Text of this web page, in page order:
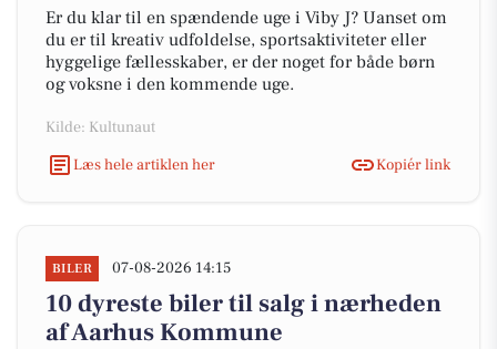
Er du klar til en spændende uge i Viby J? Uanset om
du er til kreativ udfoldelse, sportsaktiviteter eller
hyggelige fællesskaber, er der noget for både børn
og voksne i den kommende uge.
Kilde: Kultunaut
Læs hele artiklen her
Kopiér link
BILER 07-08-2026 14:15
10 dyreste biler til salg i nærheden
af Aarhus Kommune